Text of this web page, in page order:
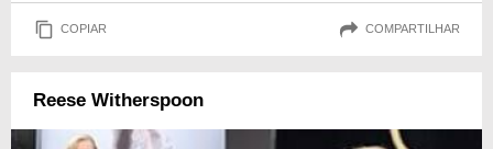
COPIAR COMPARTILHAR
Reese Witherspoon